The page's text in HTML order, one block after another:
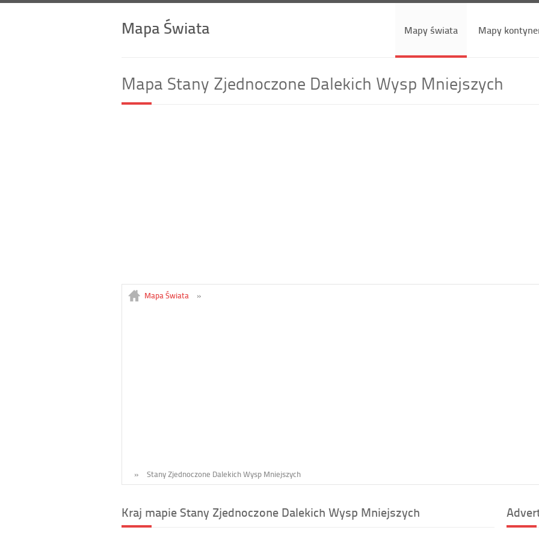
Mapa Świata Mapy świata Mapy
Mapa Stany Zjednoczone Dalekich Wysp Mniejszych
Mapa Świata »
» Stany Zjednoczone Dalekich Wysp Mniejszych
Kraj mapie Stany Zjednoczone Dalekich Wysp Mniejszych